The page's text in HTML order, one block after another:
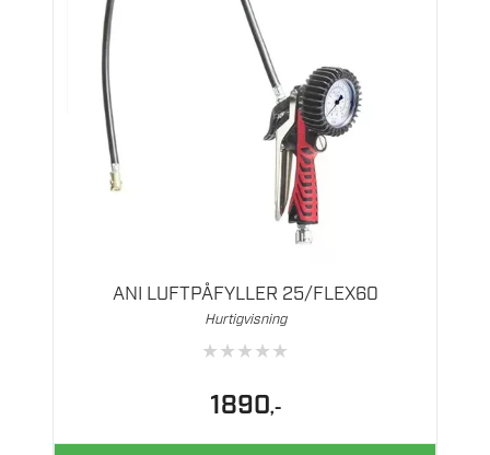
ANI LUFTPÅFYLLER 25/FLEX60
Hurtigvisning
★★★★★
1890,-